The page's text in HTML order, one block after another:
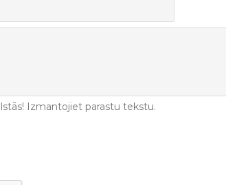
Izmantojiet parastu tekstu.